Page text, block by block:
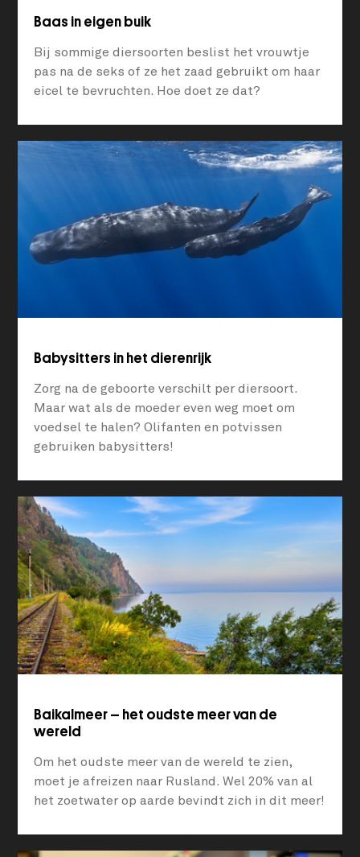
Baas in eigen buik
Bij sommige diersoorten beslist het vrouwtje
pas na de seks of ze het zaad gebruikt om haar
eicel te bevruchten. Hoe doet ze dat?
Babysitters in het dierenrijk
Zorg na de geboorte verschilt per diersoort.
Maar wat als de moeder even weg moet om
voedsel te halen? Olifanten en potvissen
gebruiken babysitters!
Baikalmeer – het oudste meer van de
wereld
Om het oudste meer van de wereld te zien,
moet je afreizen naar Rusland. Wel 20% van al
het zoetwater op aarde bevindt zich in dit meer!